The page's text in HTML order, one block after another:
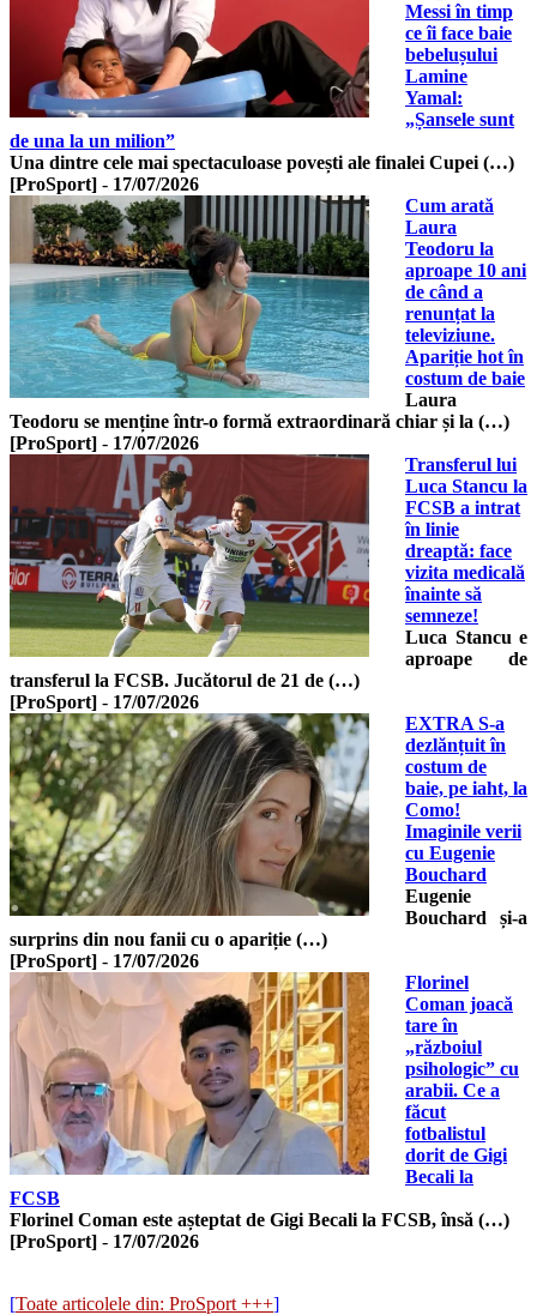
Messi în timp
ce îi face baie
bebelușului
Lamine
Yamal:
„Șansele sunt
de una la un milion”
Una dintre cele mai spectaculoase povești ale finalei Cupei (…)
[ProSport] - 17/07/2026
Cum arată
Laura
Teodoru la
aproape 10 ani
de când a
renunțat la
televiziune.
Apariție hot în
costum de baie
Laura
Teodoru se menține într-o formă extraordinară chiar și la (…)
[ProSport] - 17/07/2026
Transferul lui
Luca Stancu la
FCSB a intrat
în linie
dreaptă: face
vizita medicală
înainte să
semneze!
Luca Stancu e
aproape de
transferul la FCSB. Jucătorul de 21 de (…)
[ProSport] - 17/07/2026
EXTRA S-a
dezlănțuit în
costum de
baie, pe iaht, la
Como!
Imaginile verii
cu Eugenie
Bouchard
Eugenie
Bouchard și-a
surprins din nou fanii cu o apariție (…)
[ProSport] - 17/07/2026
Florinel
Coman joacă
tare în
„războiul
psihologic” cu
arabii. Ce a
făcut
fotbalistul
dorit de Gigi
Becali la
FCSB
Florinel Coman este așteptat de Gigi Becali la FCSB, însă (…)
[ProSport] - 17/07/2026
[Toate articolele din: ProSport +++]